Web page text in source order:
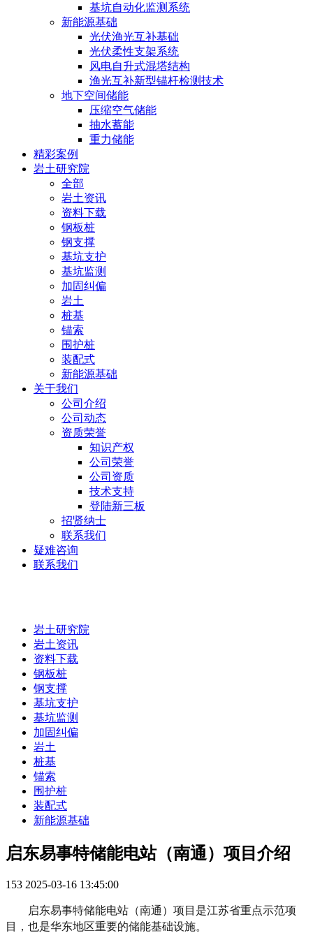
基坑自动化监测系统
新能源基础
光伏渔光互补基础
光伏柔性支架系统
风电自升式混塔结构
渔光互补新型锚杆检测技术
地下空间储能
压缩空气储能
抽水蓄能
重力储能
精彩案例
岩土研究院
全部
岩土资讯
资料下载
钢板桩
钢支撑
基坑支护
基坑监测
加固纠偏
岩土
桩基
锚索
围护桩
装配式
新能源基础
关于我们
公司介绍
公司动态
资质荣誉
知识产权
公司荣誉
公司资质
技术支持
登陆新三板
招贤纳士
联系我们
疑难咨询
联系我们
岩土研究院
岩土资讯
资料下载
钢板桩
钢支撑
基坑支护
基坑监测
加固纠偏
岩土
桩基
锚索
围护桩
装配式
新能源基础
启东易事特储能电站（南通）项目介绍
153 2025-03-16 13:45:00
启东易事特储能电站（南通）项目是江苏省重点示范项
目，也是华东地区重要的储能基础设施。